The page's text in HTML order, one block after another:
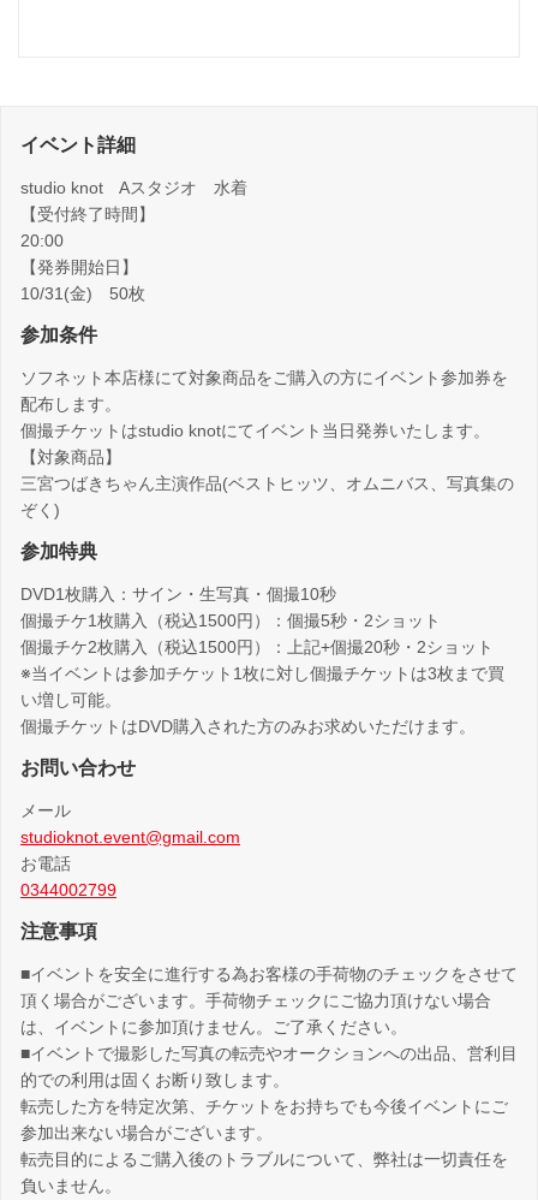
イベント詳細
studio knot Aスタジオ 水着
【受付終了時間】
20:00
【発券開始日】
10/31(金) 50枚
参加条件
ソフネット本店様にて対象商品をご購入の方にイベント参加券を
配布します。
個撮チケットはstudio knotにてイベント当日発券いたします。
【対象商品】
三宮つばきちゃん主演作品(ベストヒッツ、オムニバス、写真集の
ぞく)
参加特典
DVD1枚購入：サイン・生写真・個撮10秒
個撮チケ1枚購入（税込1500円）：個撮5秒・2ショット
個撮チケ2枚購入（税込1500円）：上記+個撮20秒・2ショット
※当イベントは参加チケット1枚に対し個撮チケットは3枚まで買
い増し可能。
個撮チケットはDVD購入された方のみお求めいただけます。
お問い合わせ
メール
studioknot.event@gmail.com
お電話
0344002799
注意事項
■イベントを安全に進行する為お客様の手荷物のチェックをさせて
頂く場合がございます。手荷物チェックにご協力頂けない場合
は、イベントに参加頂けません。ご了承ください。
■イベントで撮影した写真の転売やオークションへの出品、営利目
的での利用は固くお断り致します。
転売した方を特定次第、チケットをお持ちでも今後イベントにご
参加出来ない場合がございます。
転売目的によるご購入後のトラブルについて、弊社は一切責任を
負いません。